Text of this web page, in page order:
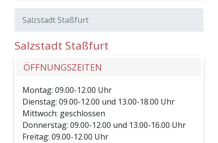
Salzstadt Staßfurt
Salzstadt Staßfurt
ÖFFNUNGSZEITEN
Montag: 09.00-12.00 Uhr
Dienstag: 09.00-12.00 und 13.00-18.00 Uhr
Mittwoch: geschlossen
Donnerstag: 09.00-12.00 und 13.00-16.00 Uhr
Freitag: 09.00-12.00 Uhr